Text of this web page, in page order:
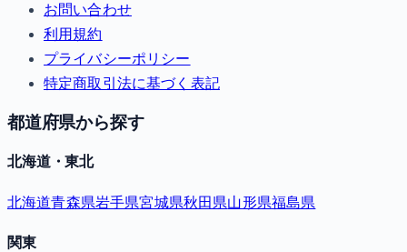
お問い合わせ
利用規約
プライバシーポリシー
特定商取引法に基づく表記
都道府県から探す
北海道・東北
北海道青森県岩手県宮城県秋田県山形県福島県
関東